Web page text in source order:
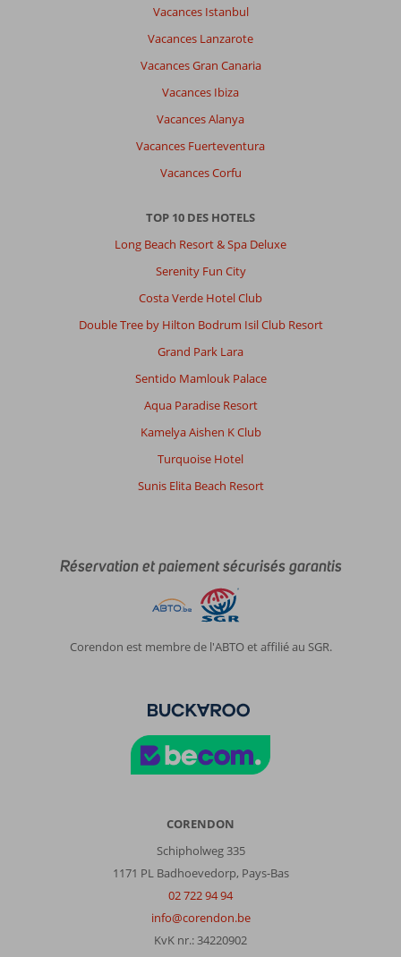
Vacances Istanbul
Vacances Lanzarote
Vacances Gran Canaria
Vacances Ibiza
Vacances Alanya
Vacances Fuerteventura
Vacances Corfu
TOP 10 DES HOTELS
Long Beach Resort & Spa Deluxe
Serenity Fun City
Costa Verde Hotel Club
Double Tree by Hilton Bodrum Isil Club Resort
Grand Park Lara
Sentido Mamlouk Palace
Aqua Paradise Resort
Kamelya Aishen K Club
Turquoise Hotel
Sunis Elita Beach Resort
Réservation et paiement sécurisés garantis
Corendon est membre de l'ABTO et affilié au SGR.
CORENDON
Schipholweg 335
1171 PL Badhoevedorp, Pays-Bas
02 722 94 94
info@corendon.be
KvK nr.: 34220902